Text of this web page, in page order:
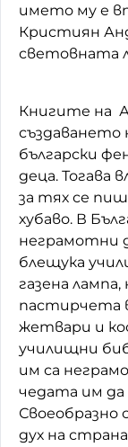
името му е
Кристиян
световната
Книгите на
създаването
български
деца. Тогава
за тях се
хубаво. В
неграмотни
блещука
газена
пастирчета
жетвари и
училищни
им са
чедата им да
Своеобразно
дух на